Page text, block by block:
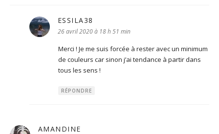
ESSILA38
26 avril 2020 à 18 h 51 min
Merci ! Je me suis forcée à rester avec un minimum
de couleurs car sinon j’ai tendance à partir dans
tous les sens !
RÉPONDRE
AMANDINE